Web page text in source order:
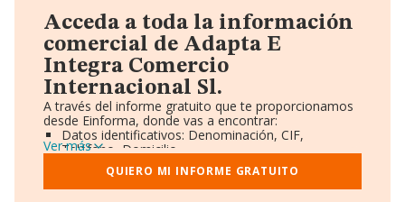
Acceda a toda la información
comercial de Adapta E
Integra Comercio
Internacional Sl.
A través del informe gratuito que te proporcionamos
desde Einforma, donde vas a encontrar:
Datos identificativos: Denominación, CIF,
Teléfono, Domicilio.
Informe Mercantil Completo (BORME).
Gráficos de Evolución Ventas y Empleados.
Consejo de Administración y Administradores.
Ver más
QUIERO MI INFORME GRATUITO